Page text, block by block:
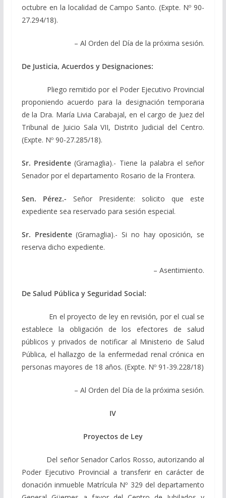
octubre en la localidad de Campo Santo. (Expte. Nº 90-
27.294/18).
– Al Orden del Día de la próxima sesión.
De Justicia, Acuerdos y Designaciones:
Pliego remitido por el Poder Ejecutivo Provincial
proponiendo acuerdo para la designación temporaria
de la Dra. María Livia Carabajal, en el cargo de Juez del
Tribunal de Juicio Sala VII, Distrito Judicial del Centro.
(Expte. Nº 90-27.285/18).
Sr. Presidente(Gramaglia).- Tiene la palabra el señor
Senador por el departamento Rosario de la Frontera.
Sen. Pérez.- Señor Presidente: solicito que este
expediente sea reservado para sesión especial.
Sr. Presidente(Gramaglia).- Si no hay oposición, se
reserva dicho expediente.
– Asentimiento.
De Salud Pública y Seguridad Social:
En el proyecto de ley en revisión, por el cual se
establece la obligación de los efectores de salud
públicos y privados de notificar al Ministerio de Salud
Pública, el hallazgo de la enfermedad renal crónica en
personas mayores de 18 años. (Expte. Nº 91-39.228/18)
– Al Orden del Día de la próxima sesión.
IV
Proyectos de Ley
Del señor Senador Carlos Rosso, autorizando al
Poder Ejecutivo Provincial a transferir en carácter de
donación inmueble Matrícula Nº 329 del departamento